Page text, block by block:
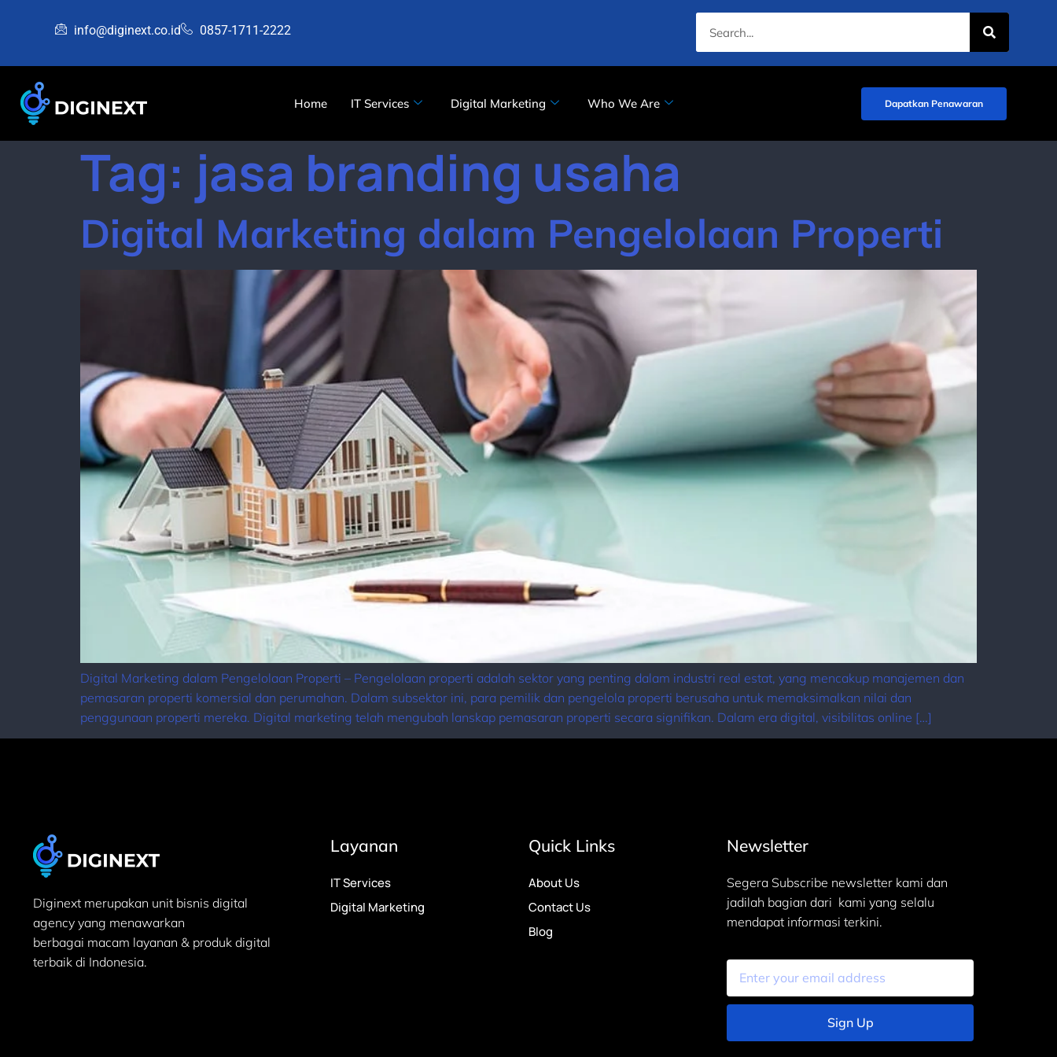
info@diginext.co.id 0857-1711-2222
Home IT Services Digital Marketing Who We Are Dapatkan Penawaran
Tag: jasa branding usaha
Digital Marketing dalam Pengelolaan Properti
Digital Marketing dalam Pengelolaan Properti – Pengelolaan properti adalah sektor yang penting dalam industri real estat, yang mencakup manajemen dan
pemasaran properti komersial dan perumahan. Dalam subsektor ini, para pemilik dan pengelola properti berusaha untuk memaksimalkan nilai dan
penggunaan properti mereka. Digital marketing telah mengubah lanskap pemasaran properti secara signifikan. Dalam era digital, visibilitas online […]
Diginext merupakan unit bisnis digital
agency yang menawarkan
berbagai macam layanan & produk digital
terbaik di Indonesia.
Layanan
IT Services
Digital Marketing
Quick Links
About Us
Contact Us
Blog
Newsletter
Segera Subscribe newsletter kami dan
jadilah bagian dari kami yang selalu
mendapat informasi terkini.
Sign Up